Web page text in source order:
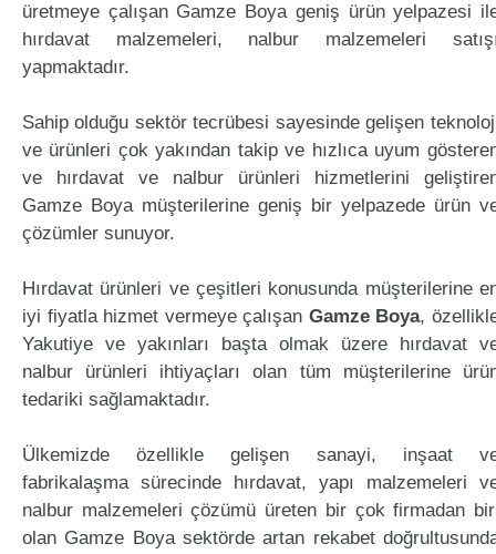
üretmeye çalışan Gamze Boya geniş ürün yelpazesi
hırdavat malzemeleri, nalbur malzemeleri
yapmaktadır.
Sahip olduğu sektör tecrübesi sayesinde gelişen
ve ürünleri çok yakından takip ve hızlıca uyum
ve hırdavat ve nalbur ürünleri hizmetlerini
Gamze Boya müşterilerine geniş bir yelpazede ürün
çözümler sunuyor.
Hırdavat ürünleri ve çeşitleri konusunda müşterilerine
iyi fiyatla hizmet vermeye çalışan Gamze Boya,
Yakutiye ve yakınları başta olmak üzere hırdavat
nalbur ürünleri ihtiyaçları olan tüm müşterilerine
tedariki sağlamaktadır.
Ülkemizde özellikle gelişen sanayi, inşaat
fabrikalaşma sürecinde hırdavat, yapı malzemeleri
nalbur malzemeleri çözümü üreten bir çok firmadan
olan Gamze Boya sektörde artan rekabet